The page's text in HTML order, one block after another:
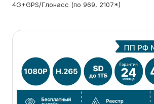
4G+GPS/Глонасс (по 969, 2107*)